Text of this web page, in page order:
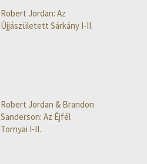
Robert Jordan: Az
Újjászületett Sárkány I-II.
Robert Jordan & Brandon
Sanderson: Az Éjfél
Tornyai I-II.